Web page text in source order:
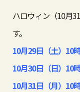
ハロウィン（10月
す。
10月29日（土）10
10月30日（日）10
10月31日（月）10